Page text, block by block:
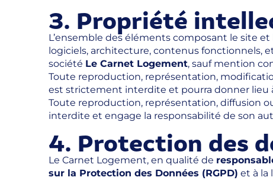
3. Propriété
L’ensemble des éléments composant le site et
logiciels, architecture, contenus fonctionnels,
société Le Carnet Logement, sauf mention
Toute reproduction, représentation,
est strictement interdite et pourra donner lieu
Toute reproduction, représentation, diffusion
interdite et engage la responsabilité de son
4. Protection des
Le Carnet Logement, en qualité de
sur la Protection des Données (RGPD) et à la